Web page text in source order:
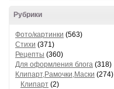
Рубрики
Фото/картинки (563)
Стихи (371)
Рецепты (360)
Для оформления блога (318)
Клипарт,Рамочки,Маски (274)
Клипарт (2)